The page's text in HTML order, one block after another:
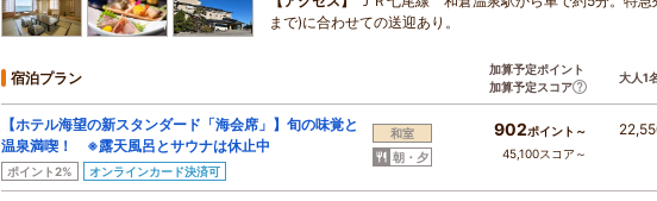
まで)に合わせての送迎あり。
宿泊プラン
加算予定ポイント
加算予定スコア
大人1
【ホテル海望の新スタンダード「海会席」】旬の味覚と
温泉満喫！ ※露天風呂とサウナは休止中
ポイント2% オンラインカード決済可
和室
朝・夕
902ポイント～
45,100スコア～